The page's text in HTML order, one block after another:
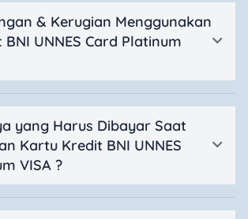
& Kerugian Menggunakan
UNNES Card Platinum
yang Harus Dibayar Saat
Kartu Kredit BNI UNNES
VISA ?